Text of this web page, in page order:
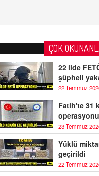
ÇOK
22 ilde
şüpheli
22 Temmuz
Fatih'te 31
23 Temmuz
Yüklü
geçirildi
22 Temmuz